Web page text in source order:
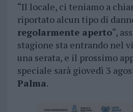
“Il locale, ci teniamo a
riportato alcun tipo di
regolarmente aperto“,
stagione sta entrando nel
una serata, e il prossimo
speciale sarà giovedì 3
Palma.